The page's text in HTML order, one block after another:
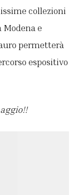
collezioni
Modena e
permetterà
espositivo